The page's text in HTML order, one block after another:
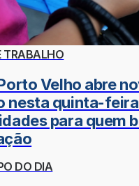
TRABALHO
Velho abre
nesta quinta-
para quem
DO DIA